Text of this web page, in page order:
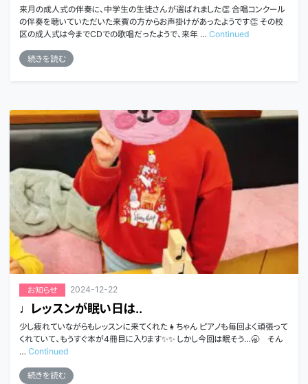
来月の成人式の伴奏に、中学生の生徒さんが選ばれました👏 合唱コンクール
の伴奏を聴いていただいた来賓の方からお声掛けがあったようです👏 その校
区の成人式は今までCDでの歌唱だったようで、来年 … Continued
続きを読む
お知らせ 2024-12-22
♩レッスンが眠い日は..
少し疲れていながらもレッスンに来てくれた👧ちゃん ピアノも毎回よく頑張って
くれていて、もうすぐ本が4冊目に入ります✨✨ しかし今回は眠そう…🥱 そん
… Continued
続きを読む